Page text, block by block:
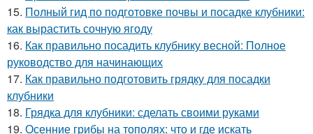
15. Полный гид по подготовке почвы и посадке клубники:
как вырастить сочную ягоду
16. Как правильно посадить клубнику весной: Полное
руководство для начинающих
17. Как правильно подготовить грядку для посадки
клубники
18. Грядка для клубники: сделать своими руками
19. Осенние грибы на тополях: что и где искать